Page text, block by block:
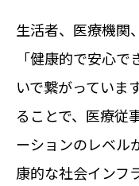
生活者、医療機関
「健康的で安心
いで繋がっていま
ることで、医療従
ーションのレベル
康的な社会インフ